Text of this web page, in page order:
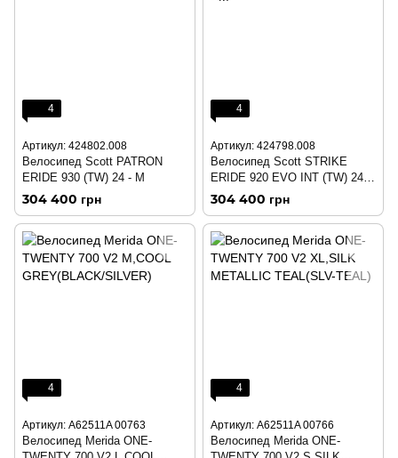
4
Артикул: 424802.008
Велосипед Scott PATRON
ERIDE 930 (TW) 24 - M
304 400 грн
4
Артикул: 424798.008
Велосипед Scott STRIKE
ERIDE 920 EVO INT (TW) 24 -
M
304 400 грн
4
Артикул: A62511A 00763
Велосипед Merida ONE-
4
Артикул: A62511A 00766
Велосипед Merida ONE-